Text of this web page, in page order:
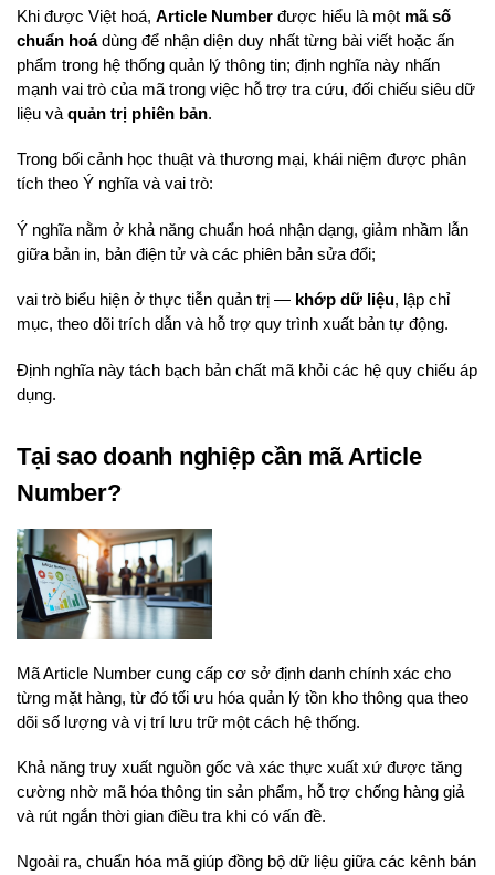
Khi được Việt hoá, Article Number được hiểu là một mã số
chuẩn hoádùng để nhận diện duy nhất từng bài viết hoặc ấn
phẩm trong hệ thống quản lý thông tin; định nghĩa này nhấn
mạnh vai trò của mã trong việc hỗ trợ tra cứu, đối chiếu siêu dữ
liệu và quản trị phiên bản.
Trong bối cảnh học thuật và thương mại, khái niệm được phân
tích theo Ý nghĩa và vai trò:
Ý nghĩa nằm ở khả năng chuẩn hoá nhận dạng, giảm nhầm lẫn
giữa bản in, bản điện tử và các phiên bản sửa đổi;
vai trò biểu hiện ở thực tiễn quản trị — khớp dữ liệu, lập chỉ
mục, theo dõi trích dẫn và hỗ trợ quy trình xuất bản tự động.
Định nghĩa này tách bạch bản chất mã khỏi các hệ quy chiếu áp
dụng.
Tại sao doanh nghiệp cần mã Article
Number?
Mã Article Number cung cấp cơ sở định danh chính xác cho
từng mặt hàng, từ đó tối ưu hóa quản lý tồn kho thông qua theo
dõi số lượng và vị trí lưu trữ một cách hệ thống.
Khả năng truy xuất nguồn gốc và xác thực xuất xứ được tăng
cường nhờ mã hóa thông tin sản phẩm, hỗ trợ chống hàng giả
và rút ngắn thời gian điều tra khi có vấn đề.
Ngoài ra, chuẩn hóa mã giúp đồng bộ dữ liệu giữa các kênh bán